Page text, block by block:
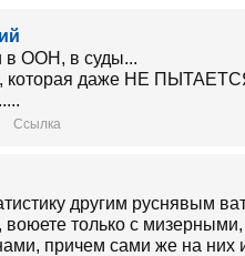
в ООН, в суды...
которая даже НЕ
Ссылка
другим руснявым
только с
причем сами же на них